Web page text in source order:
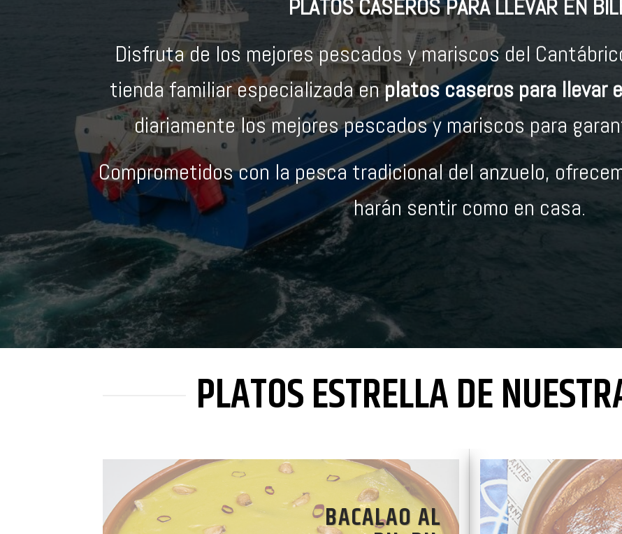
PLATOS CASEROS PARA LLEVAR EN
Disfruta de los mejores pescados y mariscos del
tienda familiar especializada enplatos caseros para llevar
diariamente los mejores pescados y mariscos para
Comprometidos con la pesca tradicional del anzuelo,
harán sentir como en casa.
PLATOS ESTRELLA DE
BACALAO AL